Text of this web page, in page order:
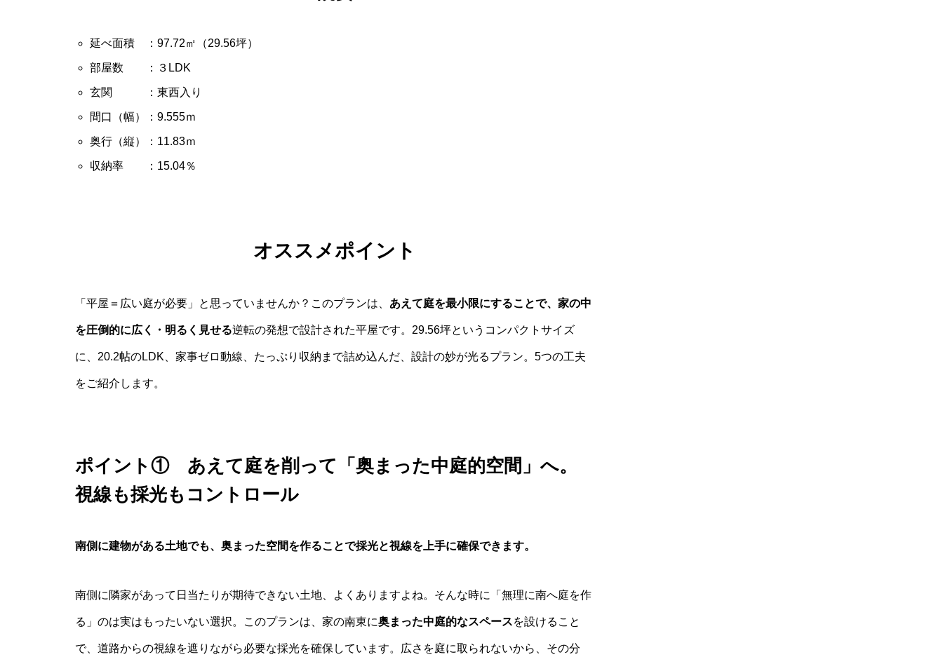
延べ面積 ：97.72㎡（29.56坪）
部屋数 ：３LDK
玄関 ：東西入り
間口（幅）：9.555ｍ
奥行（縦）：11.83ｍ
収納率 ：15.04％
オススメポイント
「平屋＝広い庭が必要」と思っていませんか？このプランは、 あえて庭を最小限にすることで、家の中
を圧倒的に広く・明るく見せる逆転の発想で設計された平屋です。29.56坪というコンパクトサイズ
に、20.2帖のLDK、家事ゼロ動線、たっぷり収納まで詰め込んだ、設計の妙が光るプラン。5つの工夫
をご紹介します。
ポイント① あえて庭を削って「奥まった中庭的空間」へ。
視線も採光もコントロール
南側に建物がある土地でも、奥まった空間を作ることで採光と視線を上手に確保できます。
南側に隣家があって日当たりが期待できない土地、よくありますよね。そんな時に「無理に南へ庭を作
る」のは実はもったいない選択。このプランは、家の南東に奥まった中庭的なスペースを設けること
で、道路からの視線を遮りながら必要な採光を確保しています。広さを庭に取られないから、その分